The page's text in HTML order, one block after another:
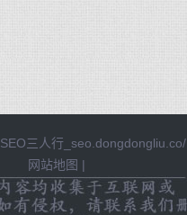
SEO三人行_seo.dongdongliu.co/
网站地图 |